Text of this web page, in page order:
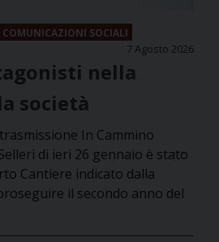
COMUNICAZIONI SOCIALI
7 Agosto 2026
nella
società
In Cammino
di ieri 26 gennaio è stato
Cantiere indicato dalla
il secondo anno del